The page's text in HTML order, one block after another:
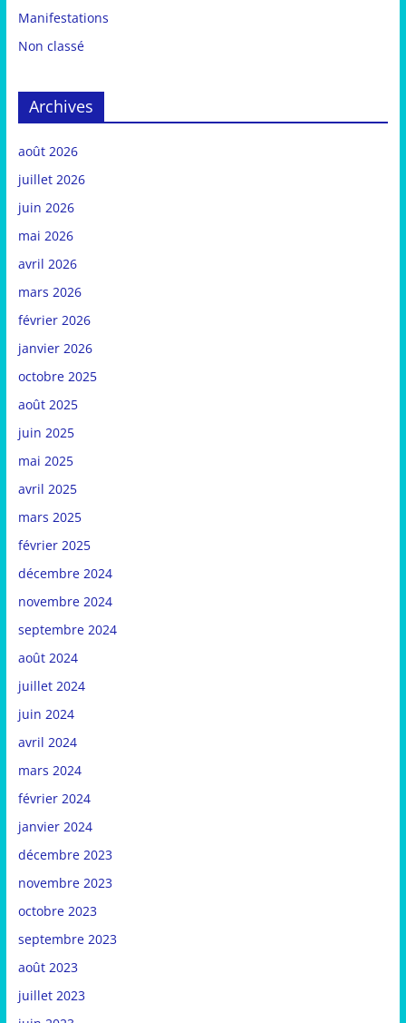
Manifestations
Non classé
Archives
août 2026
juillet 2026
juin 2026
mai 2026
avril 2026
mars 2026
février 2026
janvier 2026
octobre 2025
août 2025
juin 2025
mai 2025
avril 2025
mars 2025
février 2025
décembre 2024
novembre 2024
septembre 2024
août 2024
juillet 2024
juin 2024
avril 2024
mars 2024
février 2024
janvier 2024
décembre 2023
novembre 2023
octobre 2023
septembre 2023
août 2023
juillet 2023